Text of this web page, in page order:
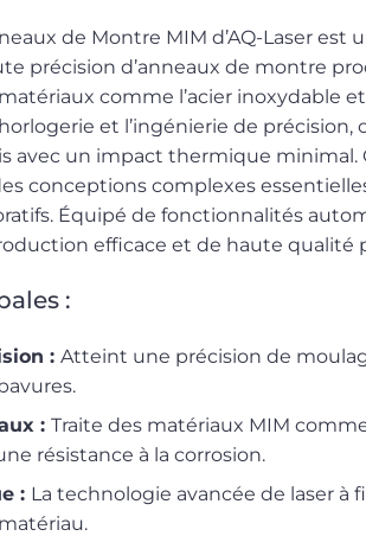
de Montre MIM d’AQ-Laser
précision d’anneaux de montre
comme l’acier inoxydable
et l’ingénierie de
avec un impact thermique
conceptions complexes
Équipé de fonctionnalités
efficace et de haute qualité
:
: Atteint une précision de
: Traite des matériaux MIM
résistance à la corrosion.
: La technologie avancée de laser à